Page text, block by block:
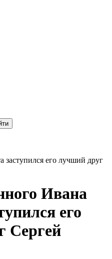
заступился его лучший друг
Ивана
его
Сергей